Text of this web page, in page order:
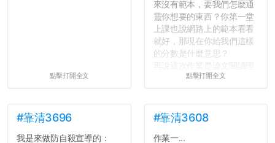
點擊打開全文
來沒有範本，要我們怎麼通
靈你想要的東西？你第一堂
上課也說網路上的範本看看
就好，那現在你給我們這樣
的分數是什麼意思？
解與評論，既然已經寫下實
對論文的評論10分？！...
點擊打開全文
#靠清3696
我是來做防自殺宣導的：
#靠清3608
作業一...